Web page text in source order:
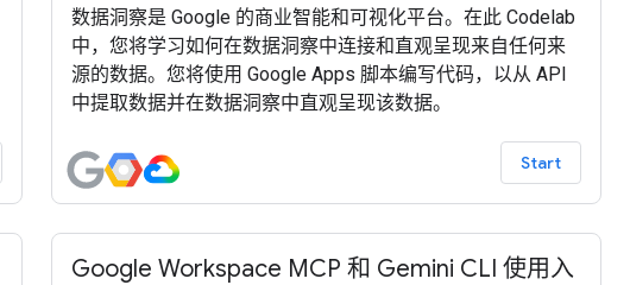
数据洞察是 Google 的商业智能和可视化平台。在此 Codelab
中，您将学习如何在数据洞察中连接和直观呈现来自任何来
源的数据。您将使用 Google Apps 脚本编写代码，以从 API
中提取数据并在数据洞察中直观呈现该数据。
Start
Google Workspace MCP 和 Gemini CLI 使用入